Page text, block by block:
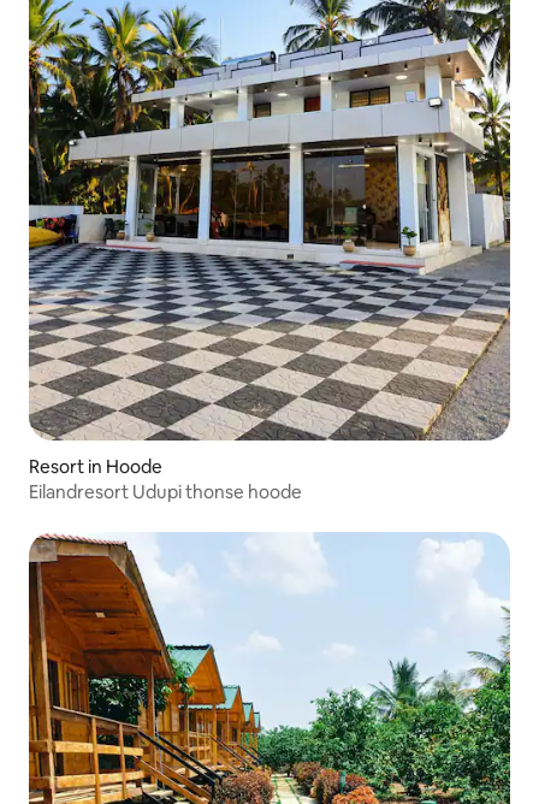
Resort in Hoode
Eilandresort Udupi thonse hoode